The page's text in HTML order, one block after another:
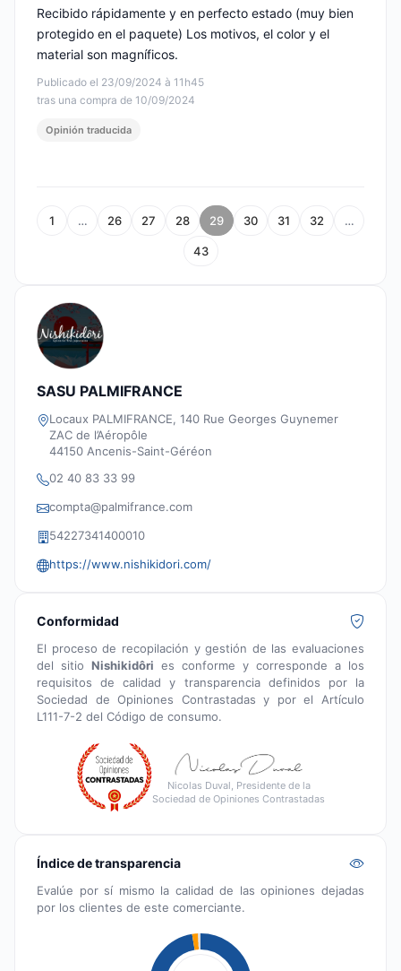
Publicado el 23/09/2024 à 11h45
tras una compra de 10/09/2024
Recibido rápidamente y en perfecto estado (muy bien
protegido en el paquete) Los motivos, el color y el
material son magníficos.
Opinión traducida
1 … 26 27 28 29 30 31 32 …
43
SASU PALMIFRANCE
Locaux PALMIFRANCE, 140 Rue Georges Guynemer
ZAC de l’Aéropôle
44150 Ancenis-Saint-Géréon
02 40 83 33 99
compta@palmifrance.com
54227341400010
https://www.nishikidori.com/
Conformidad
El proceso de recopilación y gestión de las evaluaciones
del sitio Nishikidôri es conforme y corresponde a los
requisitos de calidad y transparencia definidos por la
Sociedad de Opiniones Contrastadas y por el Artículo
L111-7-2 del Código de consumo.
Nicolas Duval, Presidente de la
Sociedad de Opiniones Contrastadas
Índice de transparencia
Evalúe por sí mismo la calidad de las opiniones dejadas
por los clientes de este comerciante.